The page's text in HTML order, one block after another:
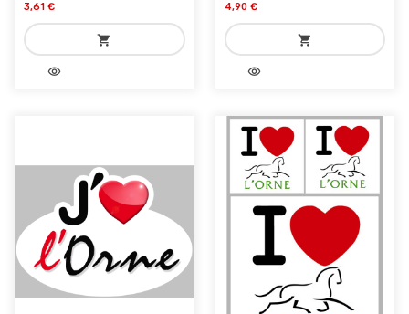
3,61 €
shopping_cart
add_shopping_cartvisibility
4,90 €
shopping_cart
add_shopping_cartvisibility